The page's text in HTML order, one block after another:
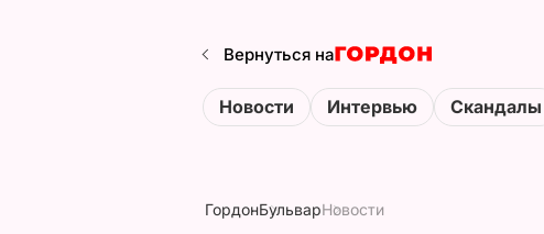
Вернуться на
Новости Интервью Скандалы
ГордонБульварНовости